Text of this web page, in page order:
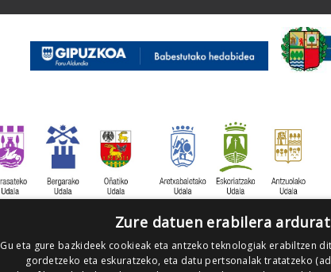
Zure datuen erabilera
Gu eta gure bazkideek cookieak eta antzeko teknologiak erabiltzen
gordetzeko eta eskuratzeko, eta datu pertsonalak tratatzeko